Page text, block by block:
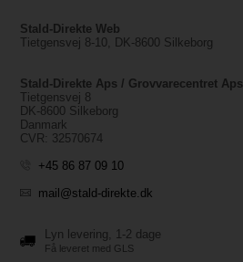
Stald-Direkte Web
Tietgensvej 8-10, DK-8600 Silkeborg
Stald-Direkte Aps / Grovvarecentret Aps
Tietgensvej 8
DK-8600 Silkeborg
Danmark
CVR: 32570674
+45 86 87 09 10
mail@stald-direkte.dk
Lyn levering, 1-2 dage
Få leveret med GLS